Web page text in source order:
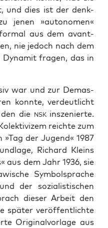
und dies ist der denk­
jenen »auto­no­men«
aus dem avant­
nie jedoch nach dem
Dyna­mit fra­gen, das in
war und zur Demas­
konn­te, ver­deut­licht
die NSK insze­nier­te.
reich­te zum
der Jugend« 1987
Richard Kleins
aus dem Jahr 1936, sie
Sym­bol­spra­che
der sozia­lis­ti­schen
die­ser Arbeit den
spä­ter ver­öf­fent­lich­te
Ori­gi­nal­vor­la­ge aus